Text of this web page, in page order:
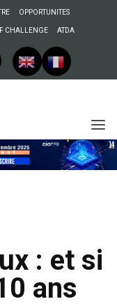
OPPORTUNITES
CHALLENGE ATDA
: et si
ans